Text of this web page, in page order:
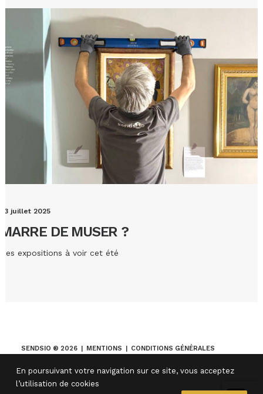
23 juillet 2025
MARRE DE MUSER ?
Des expositions à voir cet été
SENDSIO ® 2026 | MENTIONS | CONDITIONS GÉNÉRALES
MOVIIU
En poursuivant votre navigation sur ce site, vous acceptez
l’utilisation de cookies